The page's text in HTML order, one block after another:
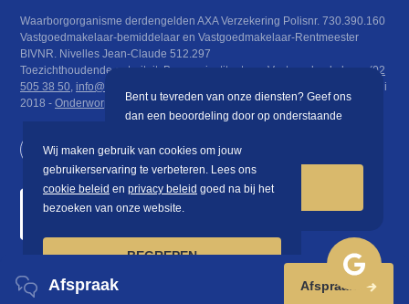
Afspraak Afspraak
Waarborgorganisme derdengelden AXA Verzekering Polisnr. 730.390.160
Vastgoedmakelaar-bemiddelaar en Vastgoedmakelaar-Rentmeester
BIVNR. Nivelles Jean-Claude 512.297
Toezichthoudende autoriteit: Beroepsinstituut van Vastgoedmakelaars (02
505 38 50, info@biv.be
), Luxemburgstraat 16 B te 1000 Brussel KB 29 juni
2018 - Onderworpen aan de deontologische code van het BIV
Wij maken gebruik van cookies om jouw
gebruikerservaring te verbeteren. Lees ons
cookie beleid en privacy beleid goed na bij het
bezoeken van onze website.
BEGREPEN
Bent u tevreden van onze diensten? Geef ons
dan een beoordeling door op onderstaande
BEOORDELEN